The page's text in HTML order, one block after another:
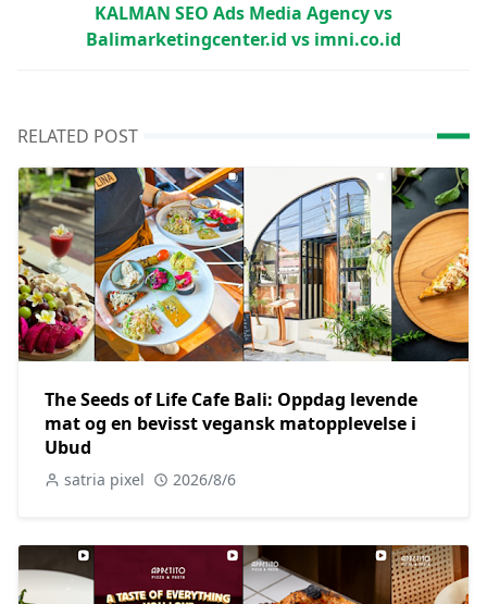
KALMAN SEO Ads Media Agency vs
Balimarketingcenter.id vs imni.co.id
RELATED POST
The Seeds of Life Cafe Bali: Oppdag levende
mat og en bevisst vegansk matopplevelse i
Ubud
satria pixel 2026/8/6